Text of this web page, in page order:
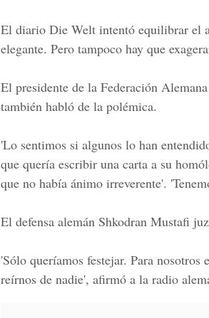
El diario Die Welt intentó equilibrar el
elegante. Pero tampoco hay que
El presidente de la Federación
también habló de la polémica.
'Lo sentimos si algunos lo han
que quería escribir una carta a su
que no había ánimo irreverente'.
El defensa alemán Shkodran Mustafi
'Sólo queríamos festejar. Para
reírnos de nadie', afirmó a la radio